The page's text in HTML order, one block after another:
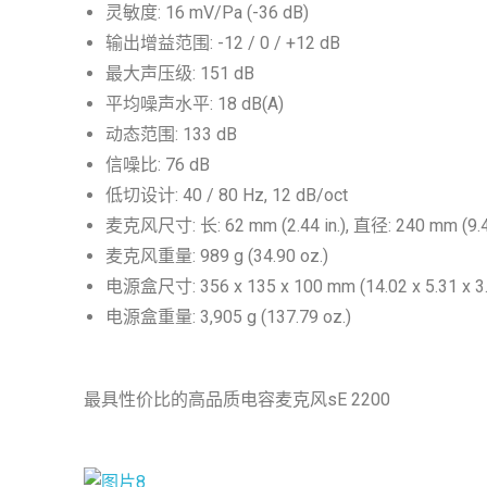
灵敏度: 16 mV/Pa (-36 dB)
输出增益范围: -12 / 0 / +12 dB
最大声压级: 151 dB
平均噪声水平: 18 dB(A)
动态范围: 133 dB
信噪比: 76 dB
低切设计: 40 / 80 Hz, 12 dB/oct
麦克风尺寸: 长: 62 mm (2.44 in.), 直径: 240 mm
麦克风重量: 989 g (34.90 oz.)
电源盒尺寸: 356 x 135 x 100 mm (14.02 x 5.31 x
电源盒重量: 3,905 g (137.79 oz.)
最具性价比的高品质电容麦克风sE 2200